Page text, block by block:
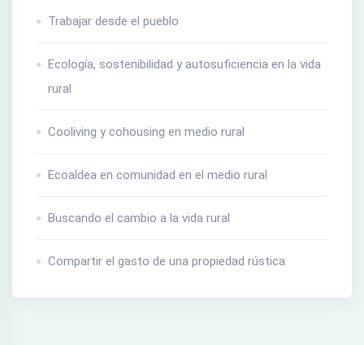
Trabajar desde el pueblo
Ecología, sostenibilidad y autosuficiencia en la vida
rural
Cooliving y cohousing en medio rural
Ecoaldea en comunidad en el medio rural
Buscando el cambio a la vida rural
Compartir el gasto de una propiedad rústica